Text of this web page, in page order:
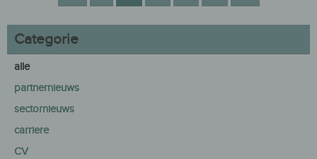
Categorie
alle
partnernieuws
sectornieuws
carriere
CV